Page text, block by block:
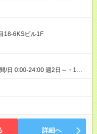
り上げで一ヶ月とさせてい
間(研修中も同時給）
18-6KSビル1F
/日 0:00-24:00 週2日～・1日
9:00 〇昼帯 9:00-14:00 〇午
〇深夜帯 22:00-翌5:00 基
詳細へ